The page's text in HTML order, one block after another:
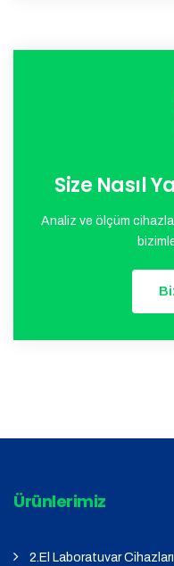
Size Nasıl
Analiz ve ölçüm
Ürünlerimiz
2.El Laboratuvar Cihazları